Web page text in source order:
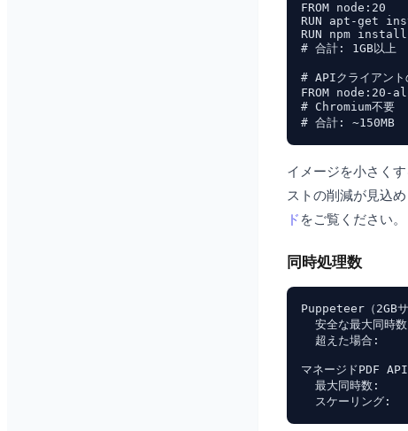
FROM node:20
RUN apt-get
RUN npm
# 合計: 1GB以上
# APIクライアント
FROM node:20-
# Chromium不要
イメージを小さく
ストの削減が見込
ド をご覧ください。
同時処理数
Puppeteer（2GB
安全な最大同時
超えた場合:
マネージドPDF
最大同時数: